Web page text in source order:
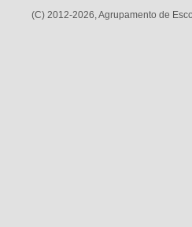
(C) 2012-2026, Agrupamento de